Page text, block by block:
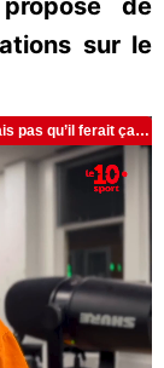
de
sur le